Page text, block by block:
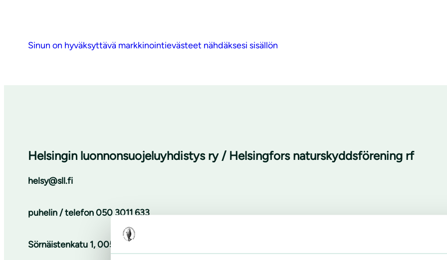
Sinun on hyväksyttävä markkinointievästeet nähdäksesi sisällön
Helsingin luonnonsuojeluyhdistys ry / Helsingfors naturskyddsförening rf
helsy@sll.fi
puhelin / telefon050 3011 633
Sörnäistenkatu 1, 00580 Helsinki / Sörnäsgatan 1, 00580 Helsingfors